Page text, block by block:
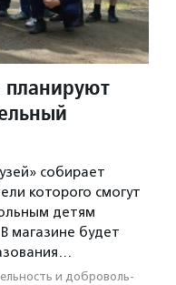
собирает
которого смогут
детям
магазине будет
и доброволь­